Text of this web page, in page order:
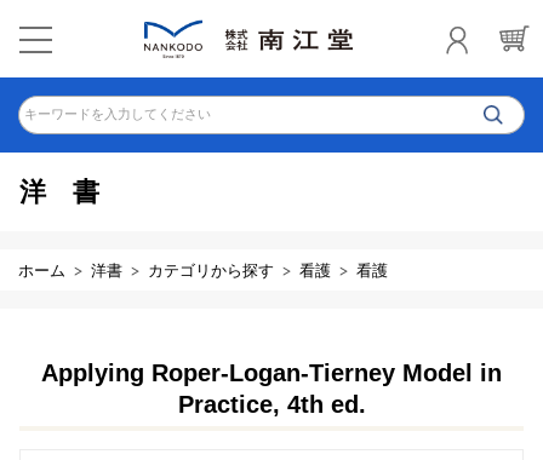
キーワードを入力してください
洋書
ホーム 洋書 カテゴリから探す 看護 看護
Applying Roper-Logan-Tierney Model in
Practice, 4th ed.